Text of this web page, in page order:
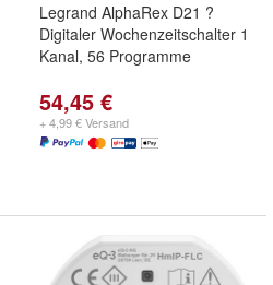
Legrand AlphaRex D21 ?
Digitaler Wochenzeitschalter 1
Kanal, 56 Programme
54,45 €
+ 4,99 € Versand